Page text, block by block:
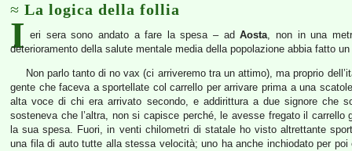
La logica della follia
I eri sera sono andato a fare la spesa – adAosta, non in una
deterioramento della salute mentale media della popolazione abbia fatto
Non parlo tanto di no vax (ci arriveremo tra un attimo), ma proprio
gente che faceva a sportellate col carrello per arrivare prima a una
alta voce di chi era arrivato secondo, e addirittura a due signore che
sosteneva che l’altra, non si capisce perché, le avesse fregato il
la sua spesa. Fuori, in venti chilometri di statale ho visto altrettante
una fila di auto tutte alla stessa velocità; uno ha anche inchiodato per